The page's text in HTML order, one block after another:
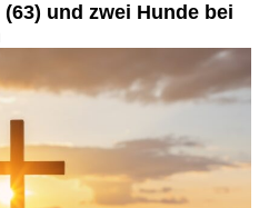
und zwei Hunde bei